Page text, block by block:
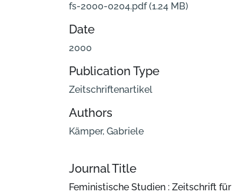
fs-2000-0204.pdf(1.24 MB)
Date
2000
Publication Type
Zeitschriftenartikel
Authors
Kämper, Gabriele
Journal Title
Feministische Studien : Zeitschrift für